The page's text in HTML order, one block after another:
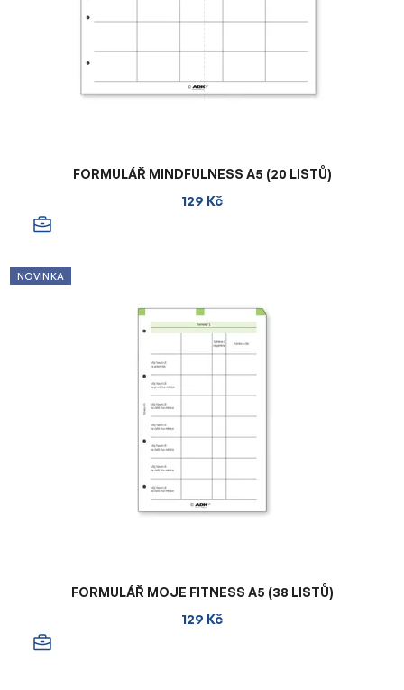
FORMULÁŘ MINDFULNESS A5 (20 LISTŮ)
129 Kč
NOVINKA
FORMULÁŘ MOJE FITNESS A5 (38 LISTŮ)
129 Kč